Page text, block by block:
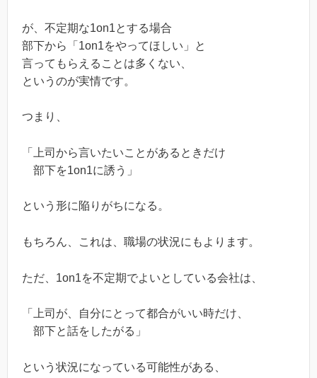
が、不定期な1on1とする場合
部下から「1on1をやってほしい」と
言ってもらえることは多くない、
というのが実情です。
つまり、
「上司から言いたいことがあるときだけ
部下を1on1に誘う」
という形に陥りがちになる。
もちろん、これは、職場の状況にもよります。
ただ、1on1を不定期でよいとしている会社は、
「上司が、自分にとって都合がいい時だけ、
部下と話をしたがる」
という状況になっている可能性がある、